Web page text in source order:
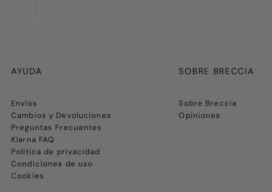
AYUDA
Envíos
Cambios y Devoluciones
Preguntas Frecuentes
Klarna FAQ
Política de privacidad
Condiciones de uso
Cookies
SOBRE BRECCIA
Sobre Breccia
Opiniones